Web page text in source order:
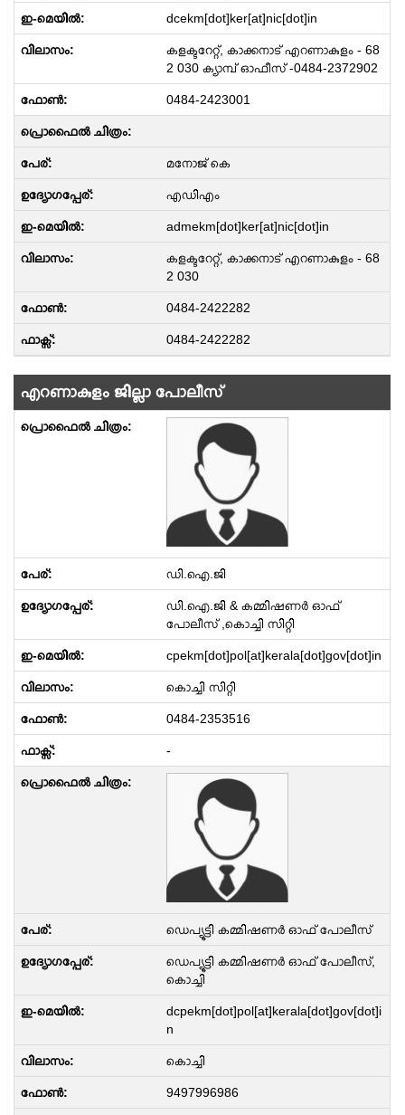
dcekm[dot]ker[at]nic[dot]in
കളക്ടറേറ്റ്, കാക്കനാട് എറണാകുളം - 68
2 030 ക്യാമ്പ് ഓഫീസ് -0484-2372902
0484-2423001
മനോജ് കെ
എഡിഎം
admekm[dot]ker[at]nic[dot]in
കളക്ടറേറ്റ്, കാക്കനാട് എറണാകുളം - 68
2 030
0484-2422282
0484-2422282
എറണാകുളം ജില്ലാ പോലീസ്
ഡി.ഐ.ജി
ഡി.ഐ.ജി & കമ്മിഷണർ ഓഫ്
പോലീസ് ,കൊച്ചി സിറ്റി
cpekm[dot]pol[at]kerala[dot]gov[dot]in
കൊച്ചി സിറ്റി
0484-2353516
-
ഡെപ്യൂട്ടി കമ്മിഷണർ ഓഫ് പോലീസ്
ഡെപ്യൂട്ടി കമ്മിഷണർ ഓഫ് പോലീസ്,
കൊച്ചി
dcpekm[dot]pol[at]kerala[dot]gov[dot]i
n
കൊച്ചി
9497996986